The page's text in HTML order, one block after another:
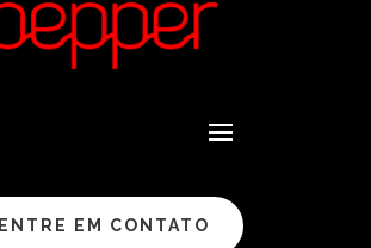
ENTRE EM CONTATO